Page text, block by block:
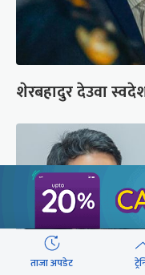
शेरबहादुर देउवा
ताजा अपडेट